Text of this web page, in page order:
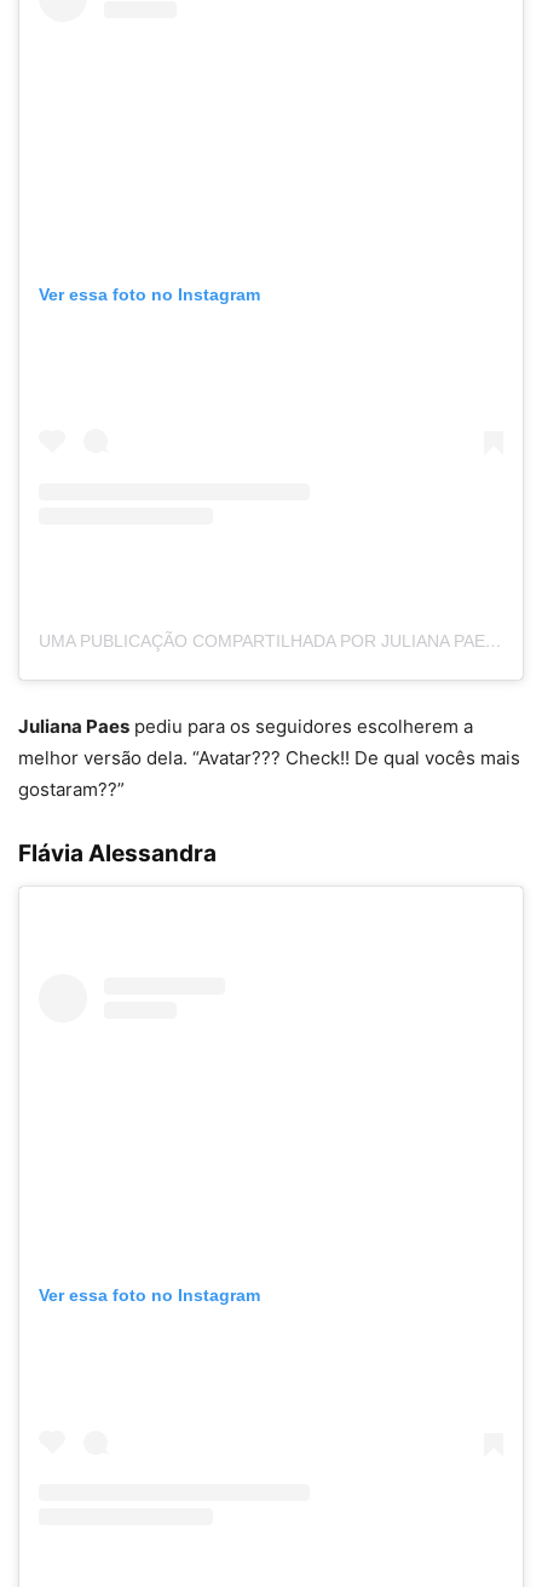
Ver essa foto no Instagram
UMA PUBLICAÇÃO COMPARTILHADA POR JULIANA PAES (@JULIANAPAES)
Juliana Paes pediu para os seguidores escolherem a
melhor versão dela. “Avatar??? Check!! De qual vocês mais
gostaram??”
Flávia Alessandra
Ver essa foto no Instagram